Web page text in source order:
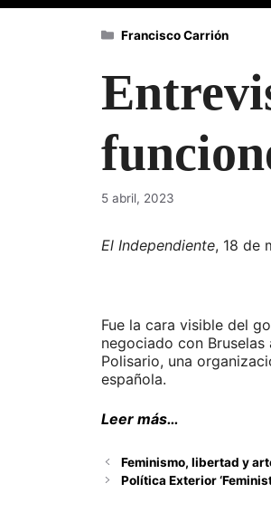
5 abril, 2023
El Independiente, 18 de
Fue la cara visible del
negociado con
Polisario, una
española.
Leer más…
Categorías
Francisco Carrión
Feminismo, libertad y
Política Exterior